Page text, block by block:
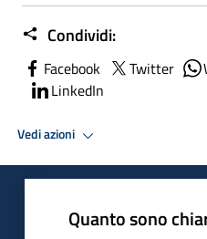
Condividi:
Facebook Twitter
LinkedIn
Vedi azioni
Quanto sono